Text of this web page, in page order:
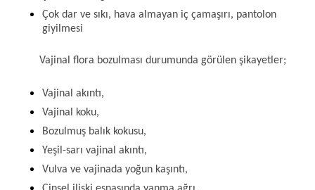
Çok dar ve sıkı, hava almayan iç çamaşırı, pantolon
giyilmesi
Vajinal flora bozulması durumunda görülen şikayetler;
Vajinal akıntı,
Vajinal koku,
Bozulmuş balık kokusu,
Yeşil-sarı vajinal akıntı,
Vulva ve vajinada yoğun kaşıntı,